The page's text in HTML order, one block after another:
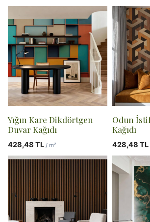
Yığın Kare Dikdörtgen
Duvar Kağıdı
428,48 TL / m²
Odun
Kağıdı
428,48 TL